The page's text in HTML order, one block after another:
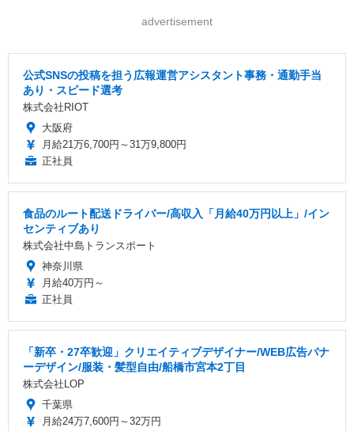
advertisement
公式SNSの投稿を担う広報運営アシスタント事務・通勤手当
あり・スピード選考
株式会社RIOT
大阪府
月給21万6,700円～31万9,800円
正社員
食品のルート配送ドライバー/高収入「月給40万円以上」/イン
センティブあり
株式会社中島トランスポート
神奈川県
月給40万円～
正社員
「新卒・27卒歓迎」クリエイティブデザイナー/WEB広告バナ
ーデザイン/服装・髪型自由/船橋市宮本2丁目
株式会社LOP
千葉県
月給24万7,600円～32万円